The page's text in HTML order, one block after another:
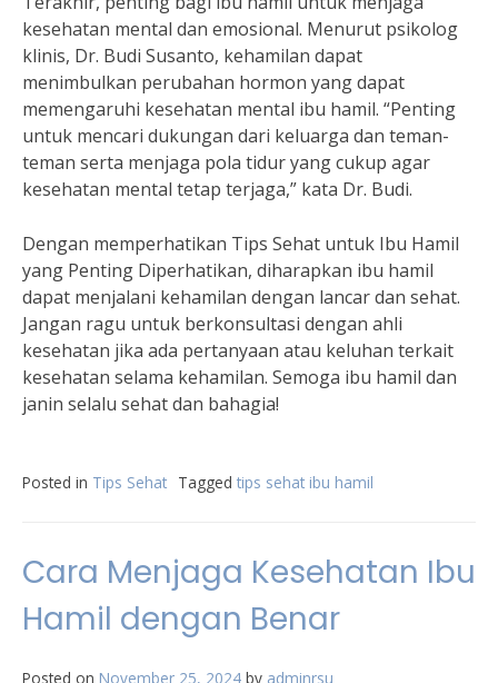
kesehatan mental dan emosional. Menurut psikolog
klinis, Dr. Budi Susanto, kehamilan dapat
menimbulkan perubahan hormon yang dapat
memengaruhi kesehatan mental ibu hamil. “Penting
untuk mencari dukungan dari keluarga dan teman-
teman serta menjaga pola tidur yang cukup agar
kesehatan mental tetap terjaga,” kata Dr. Budi.
Dengan memperhatikan Tips Sehat untuk Ibu Hamil
yang Penting Diperhatikan, diharapkan ibu hamil
dapat menjalani kehamilan dengan lancar dan sehat.
Jangan ragu untuk berkonsultasi dengan ahli
kesehatan jika ada pertanyaan atau keluhan terkait
kesehatan selama kehamilan. Semoga ibu hamil dan
janin selalu sehat dan bahagia!
Posted in Tips Sehat Tagged tips sehat ibu hamil
Cara Menjaga Kesehatan Ibu
Hamil dengan Benar
Posted on November 25, 2024 by adminrsu